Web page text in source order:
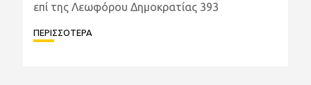
επί της Λεωφόρου Δημοκρατίας 393
ΠΕΡΙΣΣΟΤΕΡΑ